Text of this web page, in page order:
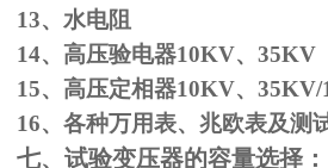
13、水电阻
14、高压验电器10KV、 35KV
15、高压定相器10KV、 35KV/
16、各种万用表、兆欧表及测
七、试验变压器的容量选择：